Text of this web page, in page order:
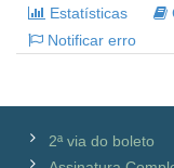
Estatísticas
Notificar erro
2ª via do boleto